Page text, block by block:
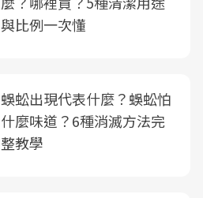
與比例一次懂
蜈蚣出現代表什麼？蜈蚣怕
什麼味道？6種消滅方法完
整教學